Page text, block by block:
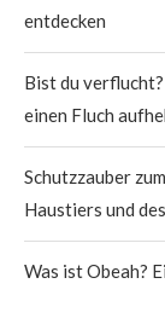
entdecken
Bist du verflucht?
einen Fluch
Schutzzauber
Haustiers und
Was ist Obeah?